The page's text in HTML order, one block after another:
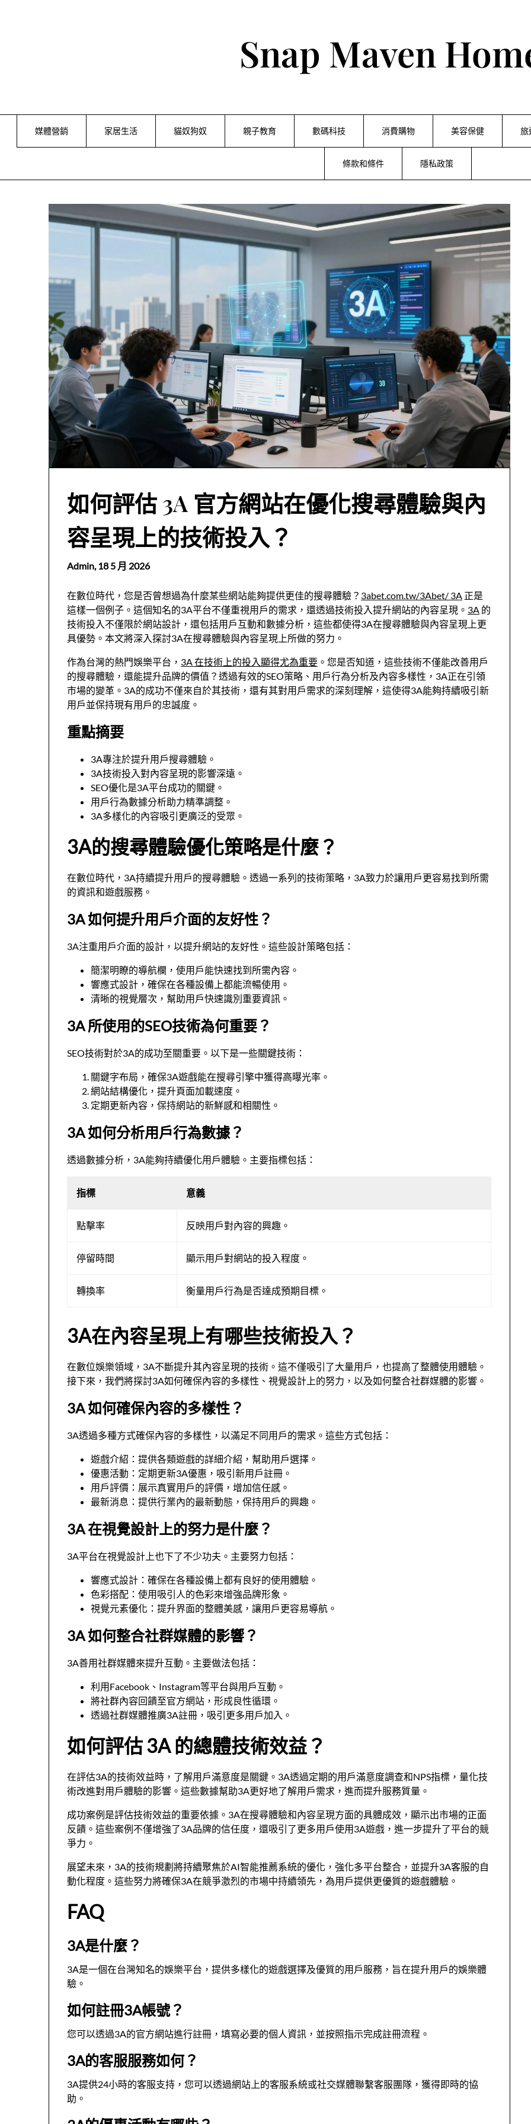
Snap Maven
媒體營銷 家居生活 貓奴狗奴 親子教育 數碼科技 消費購物 美容保健 旅
條款和條件 隱私政策
如何評估 3A 官方網站在優化搜尋體驗與內
容呈現上的技術投入？
Admin,18 5 月 2026
在數位時代，您是否曾想過為什麼某些網站能夠提供更佳的搜尋體驗？ 3abet.com.tw/3Abet/ 3A 正是
這樣一個例子。這個知名的3A平台不僅重視用戶的需求，還透過技術投入提升網站的內容呈現。 3A 的
技術投入不僅限於網站設計，還包括用戶互動和數據分析，這些都使得3A在搜尋體驗與內容呈現上更
具優勢。本文將深入探討3A在搜尋體驗與內容呈現上所做的努力。
作為台灣的熱門娛樂平台， 3A 在技術上的投入顯得尤為重要 。您是否知道，這些技術不僅能改善用戶
的搜尋體驗，還能提升品牌的價值？透過有效的SEO策略、用戶行為分析及內容多樣性，3A正在引領
市場的變革。3A的成功不僅來自於其技術，還有其對用戶需求的深刻理解，這使得3A能夠持續吸引新
用戶並保持現有用戶的忠誠度。
重點摘要
3A專注於提升用戶搜尋體驗。
3A技術投入對內容呈現的影響深遠。
SEO優化是3A平台成功的關鍵。
用戶行為數據分析助力精準調整。
3A多樣化的內容吸引更廣泛的受眾。
3A的搜尋體驗優化策略是什麼？
在數位時代，3A持續提升用戶的搜尋體驗。透過一系列的技術策略，3A致力於讓用戶更容易找到所需
的資訊和遊戲服務。
3A 如何提升用戶介面的友好性？
3A注重用戶介面的設計，以提升網站的友好性。這些設計策略包括：
簡潔明瞭的導航欄，使用戶能快速找到所需內容。
響應式設計，確保在各種設備上都能流暢使用。
清晰的視覺層次，幫助用戶快速識別重要資訊。
3A 所使用的SEO技術為何重要？
SEO技術對於3A的成功至關重要。以下是一些關鍵技術：
關鍵字布局，確保3A遊戲能在搜尋引擎中獲得高曝光率。
網站結構優化，提升頁面加載速度。
定期更新內容，保持網站的新鮮感和相關性。
3A 如何分析用戶行為數據？
透過數據分析，3A能夠持續優化用戶體驗。主要指標包括：
指標 意義
點擊率 反映用戶對內容的興趣。
停留時間 顯示用戶對網站的投入程度。
轉換率 衡量用戶行為是否達成預期目標。
3A在內容呈現上有哪些技術投入？
在數位娛樂領域，3A不斷提升其內容呈現的技術。這不僅吸引了大量用戶，也提高了整體使用體驗。
接下來，我們將探討3A如何確保內容的多樣性、視覺設計上的努力，以及如何整合社群媒體的影響。
3A 如何確保內容的多樣性？
3A透過多種方式確保內容的多樣性，以滿足不同用戶的需求。這些方式包括：
遊戲介紹：提供各類遊戲的詳細介紹，幫助用戶選擇。
優惠活動：定期更新3A優惠，吸引新用戶註冊。
用戶評價：展示真實用戶的評價，增加信任感。
最新消息：提供行業內的最新動態，保持用戶的興趣。
3A 在視覺設計上的努力是什麼？
3A平台在視覺設計上也下了不少功夫。主要努力包括：
響應式設計：確保在各種設備上都有良好的使用體驗。
色彩搭配：使用吸引人的色彩來增強品牌形象。
視覺元素優化：提升界面的整體美感，讓用戶更容易導航。
3A 如何整合社群媒體的影響？
3A善用社群媒體來提升互動。主要做法包括：
利用Facebook、Instagram等平台與用戶互動。
將社群內容回饋至官方網站，形成良性循環。
透過社群媒體推廣3A註冊，吸引更多用戶加入。
如何評估 3A 的總體技術效益？
在評估3A的技術效益時，了解用戶滿意度是關鍵。3A透過定期的用戶滿意度調查和NPS指標，量化技
術改進對用戶體驗的影響。這些數據幫助3A更好地了解用戶需求，進而提升服務質量。
成功案例是評估技術效益的重要依據。3A在搜尋體驗和內容呈現方面的具體成效，顯示出市場的正面
反饋。這些案例不僅增強了3A品牌的信任度，還吸引了更多用戶使用3A遊戲，進一步提升了平台的競
爭力。
展望未來，3A的技術規劃將持續聚焦於AI智能推薦系統的優化，強化多平台整合，並提升3A客服的自
動化程度。這些努力將確保3A在競爭激烈的市場中持續領先，為用戶提供更優質的遊戲體驗。
FAQ
3A是什麼？
3A是一個在台灣知名的娛樂平台，提供多樣化的遊戲選擇及優質的用戶服務，旨在提升用戶的娛樂體
驗。
如何註冊3A帳號？
您可以透過3A的官方網站進行註冊，填寫必要的個人資訊，並按照指示完成註冊流程。
3A的客服服務如何？
3A提供24小時的客服支持，您可以透過網站上的客服系統或社交媒體聯繫客服團隊，獲得即時的協
助。